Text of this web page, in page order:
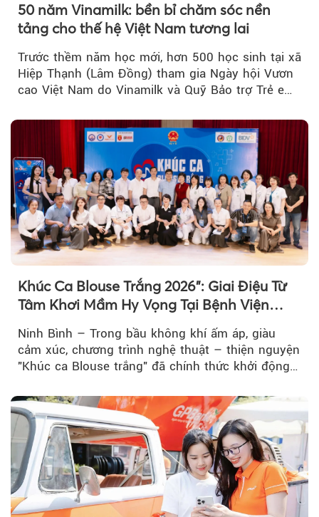
50 năm Vinamilk: bền bỉ chăm sóc nền
tảng cho thế hệ Việt Nam tương lai
Trước thềm năm học mới, hơn 500 học sinh tại xã
Hiệp Thạnh (Lâm Đồng) tham gia Ngày hội Vươn
cao Việt Nam do Vinamilk và Quỹ Bảo trợ Trẻ em
Khúc Ca Blouse Trắng 2026": Giai Điệu Từ
Tâm Khơi Mầm Hy Vọng Tại Bệnh Viện
Ninh Bình – Trong bầu không khí ấm áp, giàu
cảm xúc, chương trình nghệ thuật – thiện nguyện
"Khúc ca Blouse trắng" đã chính thức khởi động